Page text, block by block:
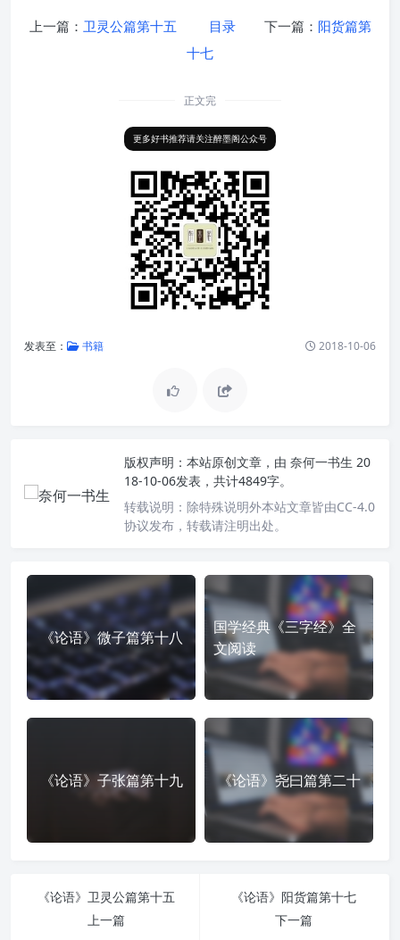
上一篇： 卫灵公篇第十五 目录 下一篇： 阳货篇第
十七
正文完
更多好书推荐请关注醉墨阁公众号
发表至： 书籍 2018-10-06
版权声明： 本站原创文章，由 奈何一书生 20
18-10-06发表，共计4849字。
转载说明： 除特殊说明外本站文章皆由CC-4.0
协议发布，转载请注明出处。
《论语》微子篇第十八
国学经典《三字经》全
文阅读
《论语》子张篇第十九 《论语》尧曰篇第二十
《论语》卫灵公篇第十五
上一篇
《论语》阳货篇第十七
下一篇